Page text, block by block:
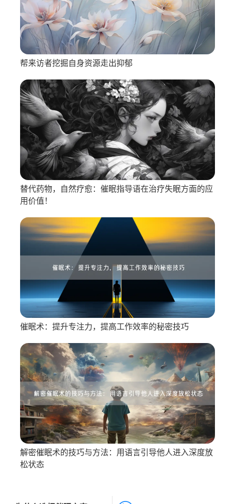
帮来访者挖掘自身资源走出抑郁
替代药物，自然疗愈：催眠指导语在治疗失眠方面的应
用价值！
催眠术：提升专注力，提高工作效率的秘密技巧
解密催眠术的技巧与方法：用语言引导他人进入深度放
松状态